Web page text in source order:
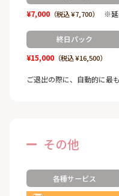
¥7,000（税込 ¥7,700） ※延
終日パック
¥15,000（税込 ¥16,500）
ご退出の際に、自動的に最
その他
各種サービス